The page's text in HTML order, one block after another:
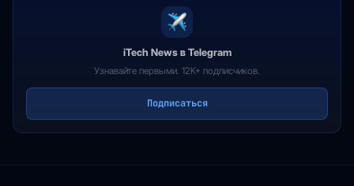
iTech News в Telegram
Узнавайте первыми. 12K+ подписчиков.
Подписаться